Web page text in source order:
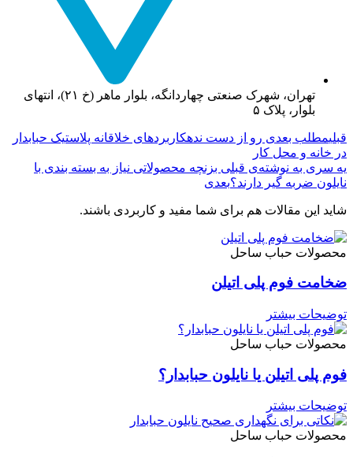
تهران، شهرک صنعتی چهاردانگه، بلوار ماهر (خ ۲۱)، انتهای
بلوار، پلاک ۵
قبلیمطلب بعدی رو از دست ندهکاربردهای خلاقانه پلاستیک حبابدار
در خانه و محل کار
یه سری به نوشته‌ی قبلی بزنچه محصولاتی نیاز به بسته‌ بندی با
نایلون ضربه گیر دارند؟بعدی
شاید این مقالات هم برای شما مفید و کاربردی باشند.
محصولات حباب ساحل
ضخامت فوم پلی اتیلن
توضیحات بیشتر
محصولات حباب ساحل
فوم پلی اتیلن یا نایلون حبابدار؟
توضیحات بیشتر
محصولات حباب ساحل